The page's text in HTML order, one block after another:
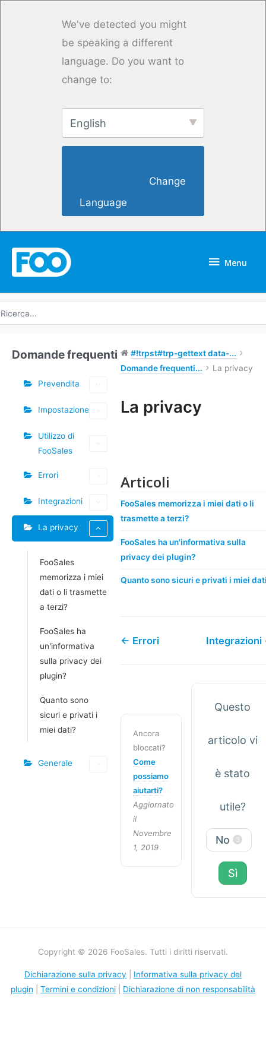
We've detected you might
be speaking a different
language. Do you want to
change to:
English
Language
Menu
Domande frequenti
Prevendita
Impostazione
Utilizzo di
FooSales
Errori
Integrazioni
La privacy
FooSales
memorizza i miei
dati o li trasmette
a terzi?
FooSales ha
un'informativa
sulla privacy dei
plugin?
Quanto sono
sicuri e privati i
miei dati?
Generale
#!trpst#trp-gettext data-...
Domande frequenti...
La privacy
La privacy
Articoli
FooSales memorizza i miei dati o li
trasmette a terzi?
FooSales ha un'informativa sulla
privacy dei plugin?
Quanto sono sicuri e privati i miei
← Errori
Ancora
bloccati?
Come
possiamo
aiutarti?
Aggiornato
il
Novembre
1, 2019
Questo
articolo vi
è stato
utile?
No 3
Sì
Copyright © 2026 FooSales. Tutti i diritti riservati.
Dichiarazione sulla privacy
Informativa sulla privacy del
plugin
Termini e condizioni Dichiarazione di non responsabilità